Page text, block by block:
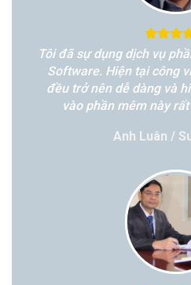
Tôi đã sự dụng dịch vụ
Software. Hiện tại công
đều trở nên dễ dàng và
vào phần mêm này
Anh Luân /